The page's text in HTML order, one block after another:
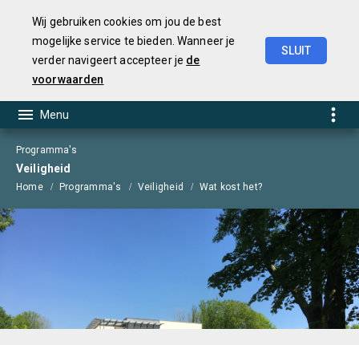
Wij gebruiken cookies om jou de best
mogelijke service te bieden. Wanneer je
verder navigeert accepteer je de
voorwaarden
SLUIT
Programma's
Veiligheid
Home Programma's Veiligheid Wat kost het?